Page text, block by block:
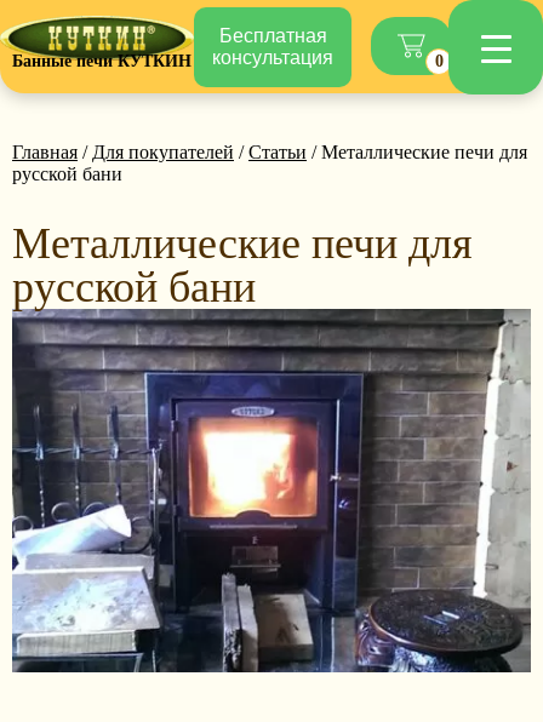
Банные печи КУТКИН
Бесплатная
консультация
0
Главная / Для покупателей /Статьи / Металлические печи для
русской бани
Металлические печи для
русской бани